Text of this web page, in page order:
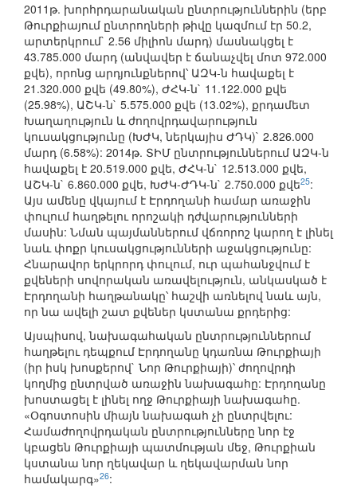
2011թ. խորհրդարանական ընտրություններին (երբ
Թուրքիայում ընտրողների թիվը կազմում էր 50.2,
արտերկրում` 2.56 միլիոն մարդ) մասնակցել է
43.785.000 մարդ (անվավեր է ճանաչվել մոտ 972.000
քվե), որոնց արդյունքներով՝ ԱԶԿ-ն հավաքել է
21.320.000 քվե (49.80%), ԺՀԿ-ն` 11.122.000 քվե
(25.98%), ԱՇԿ-ն` 5.575.000 քվե (13.02%), քրդամետ
Խաղաղություն և ժողովրդավարություն
կուսակցությունը (ԽԺԿ, ներկայիս ԺԴԿ)` 2.826.000
մարդ (6.58%): 2014թ. ՏԻՄ ընտրություններում ԱԶԿ-ն
հավաքել է 20.519.000 քվե, ԺՀԿ-ն` 12.513.000 քվե,
ԱՇԿ-ն` 6.860.000 քվե, ԽԺԿ-ԺԴԿ-ն` 2.750.000 քվե25:
Այս ամենը վկայում է Էրդողանի համար առաջին
փուլում հաղթելու որոշակի դժվարությունների
մասին: Նման պայմաններում վճռորոշ կարող է լինել
նաև փոքր կուսակցությունների աջակցությունը:
Հնարավոր երկրորդ փուլում, ուր պահանջվում է
քվեների սովորական առավելություն, անկասկած է
Էրդողանի հաղթանակը՝ հաշվի առնելով նաև այն,
որ նա ավելի շատ քվեներ կստանա քրդերից:
Այսպիսով, նախագահական ընտրություններում
հաղթելու դեպքում Էրդողանը կդառնա Թուրքիայի
(իր իսկ խոսքերով` Նոր Թուրքիայի)՝ ժողովրդի
կողմից ընտրված առաջին նախագահը: Էրդողանը
խոստացել է լինել ողջ Թուրքիայի նախագահը.
«Օգոստոսին միայն նախագահ չի ընտրվելու:
Համաժողովրդական ընտրությունները նոր էջ
կբացեն Թուրքիայի պատմության մեջ, Թուրքիան
կստանա նոր ղեկավար և ղեկավարման նոր
համակարգ»26: